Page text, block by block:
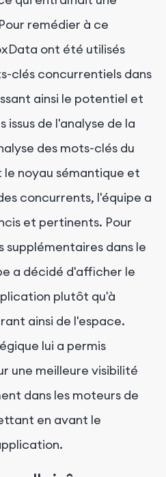
remédier à ce
ont été utilisés
clés concurrentiels dans
ainsi le potentiel et
issus de l'analyse de la
des mots-clés du
noyau sémantique et
concurrents, l'équipe a
et pertinents. Pour
dans le
a décidé d'afficher le
plutôt qu'à
ainsi de l'espace.
lui a permis
une meilleure visibilité
dans les moteurs de
en avant le